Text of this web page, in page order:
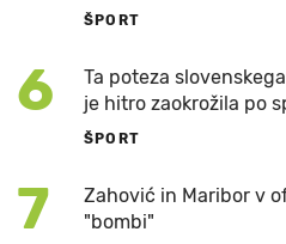
ŠPORT
6
Ta poteza
je hitro zaokrožila po
ŠPORT
7
Zahović in Maribor v
"bombi"